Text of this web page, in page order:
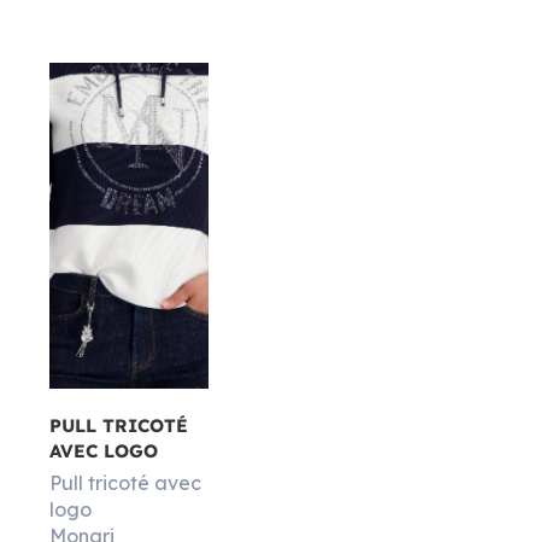
PULL TRICOTÉ
AVEC LOGO
Pull tricoté avec
logo
Monari